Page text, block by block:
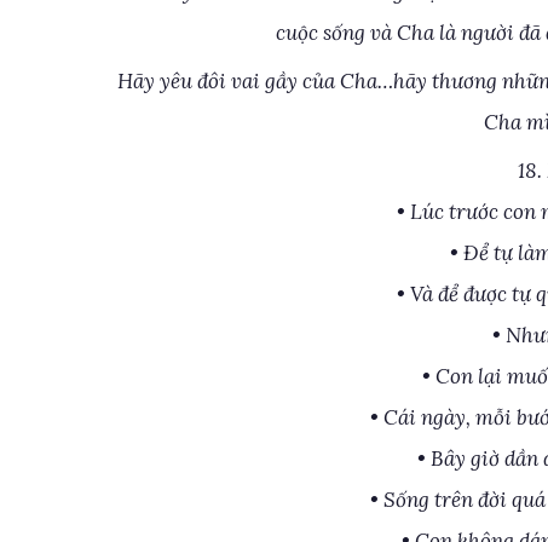
cuộc sống và Cha là người
Hãy yêu đôi vai gầy của Cha…hãy thương
Cha
• Lúc trước con
• Để tự
• Và để được tự
•
• Con lại
• Cái ngày, mỗi
• Bây giờ
• Sống trên đời